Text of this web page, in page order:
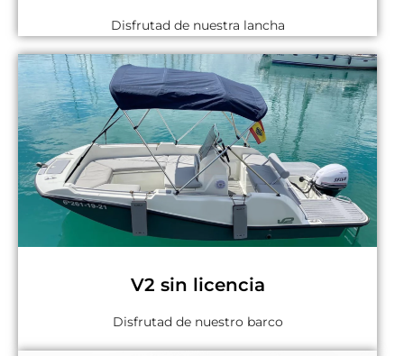
Disfrutad de nuestra lancha
V2 sin licencia
Disfrutad de nuestro barco